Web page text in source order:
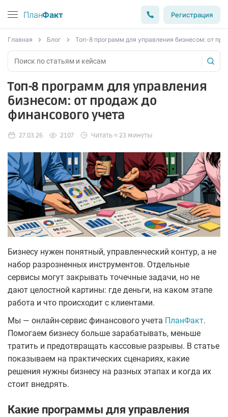
ПланФакт Регистрация
Главная Блог Топ-8 программ для управления бизнесом: от
Топ-8 программ для управления
бизнесом: от продаж до
финансового учета
27.03.26 2107 Читать ≈ 23 минуты
Бизнесу нужен понятный, управленческий контур, а не
набор разрозненных инструментов. Отдельные
сервисы могут закрывать точечные задачи, но не
дают целостной картины: где деньги, на каком этапе
работа и что происходит с клиентами.
Мы — онлайн-сервис финансового учета ПланФакт.
Помогаем бизнесу больше зарабатывать, меньше
тратить и предотвращать кассовые разрывы. В статье
показываем на практических сценариях, какие
решения нужны бизнесу на разных этапах и когда их
стоит внедрять.
Какие программы для управления